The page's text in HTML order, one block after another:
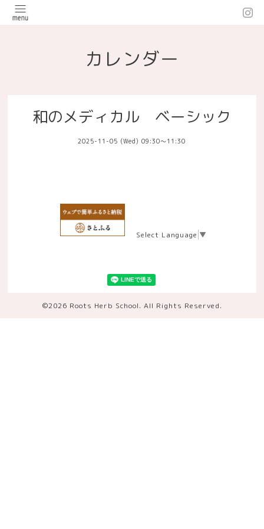
カレンダー
和のメディカル ベーシック
2025-11-05 (Wed) 09:30～11:30
Select Language ▼
©2026 Roots Herb School. All Rights Reserved.